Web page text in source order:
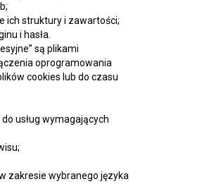
ich struktury i zawartości;
i hasła.
są plikami
oprogramowania
cookies lub do czasu
usług wymagających
zakresie wybranego języka